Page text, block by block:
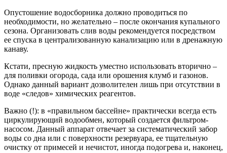
Опустошение водосборника должно проводиться по
необходимости, но желательно – после окончания купального
сезона. Организовать слив воды рекомендуется посредством
ее спуска в централизованную канализацию или в дренажную
канаву.
Кстати, пресную жидкость уместно использовать вторично –
для поливки огорода, сада или орошения клумб и газонов.
Однако данный вариант дозволителен лишь при отсутствии в
воде «следов» химических реагентов.
Важно (!): в «правильном бассейне» практически всегда есть
циркулирующий водообмен, который создается фильтром-
насосом. Данный аппарат отвечает за систематический забор
воды со дна или с поверхности резервуара, ее тщательную
очистку от примесей и нечистот, иногда подогрева и, наконец,